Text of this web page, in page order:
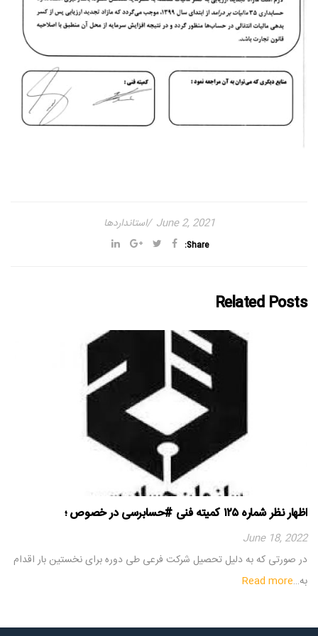
June 2, 2021 استانداردها
Share:
Related Posts
اظهار نظر شماره ۱۲۵ کمیته فنی #حسابرسی در خصوص ؛
June 18, 2022
در صورتی که به دلیل تحصیل شرکت فرعی طی دوره برای نخستین بار اقدام
به…Read more